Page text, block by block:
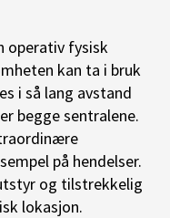
operativ fysisk
kan ta i bruk
i så lang avstand
begge sentralene.
på hendelser.
og tilstrekkelig
lokasjon.